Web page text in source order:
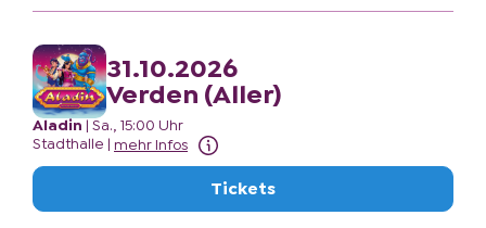
31.10.2026
Verden (Aller)
Aladin
Sa., 15:00 Uhr
Stadthalle
mehr Infos
Tickets